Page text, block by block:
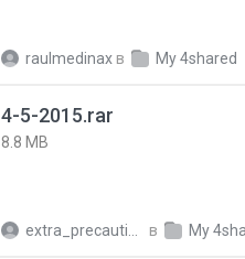
raulmedinax в My 4shared
4-5-2015.rar
8.8 MB
в My